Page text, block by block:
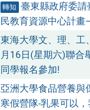
轉知 臺東縣政府委
民教育資源中心計畫
東海大學文、理、工
月16日(星期六)聯合
同學報名參加!
亞洲大學食品營養與
寒假營隊-乳果可以